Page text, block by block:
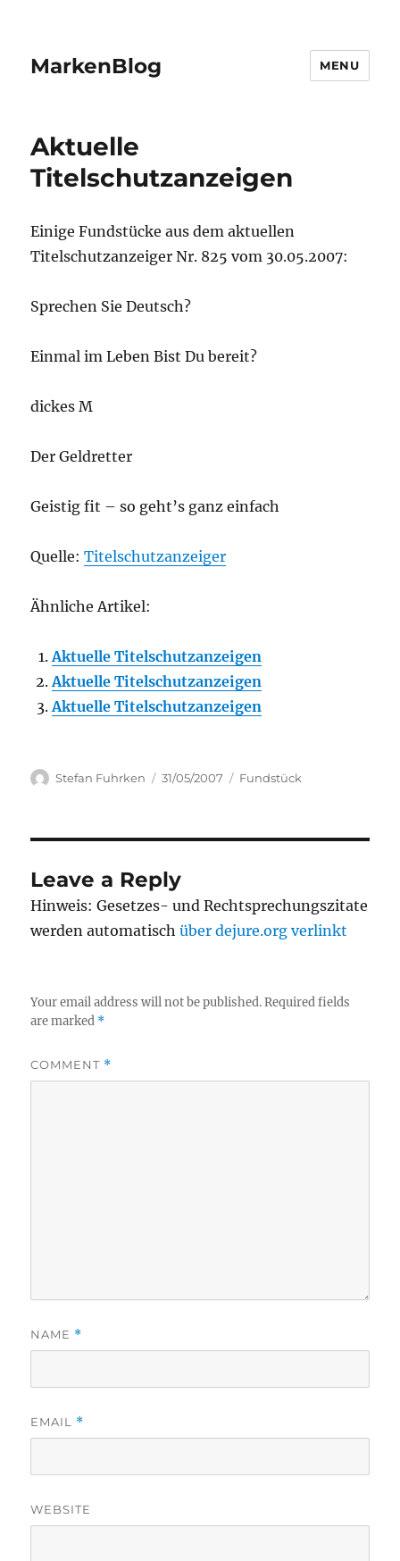
MarkenBlog MENU
Aktuelle
Titelschutzanzeigen
Einige Fundstücke aus dem aktuellen
Titelschutzanzeiger Nr. 825 vom 30.05.2007:
Sprechen Sie Deutsch?
Einmal im Leben Bist Du bereit?
dickes M
Der Geldretter
Geistig fit – so geht’s ganz einfach
Quelle:Titelschutzanzeiger
Ähnliche Artikel:
Aktuelle Titelschutzanzeigen
Aktuelle Titelschutzanzeigen
Aktuelle Titelschutzanzeigen
Author
Stefan Fuhrken
Posted
31/05/2007 Categories
Fundstück
Leave a Reply
Hinweis: Gesetzes- und Rechtsprechungszitate
werden automatischüber dejure.org verlinkt
Your email address will not be published. Required fields
are marked *
COMMENT *
NAME *
EMAIL *
WEBSITE